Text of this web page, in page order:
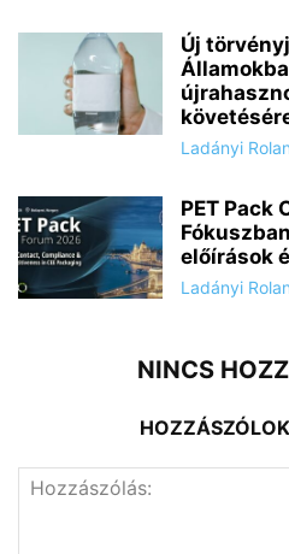
Új
Ladányi
PET Pack
előírások
Ladányi
NINCS